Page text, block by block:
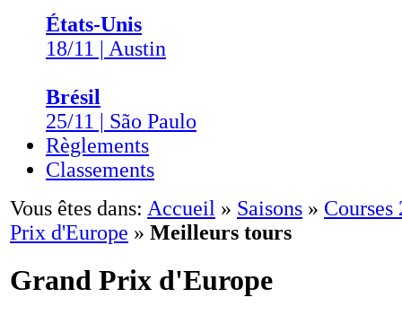
États-Unis
18/11 | Austin
Brésil
25/11 | São Paulo
Règlements
Classements
Vous êtes dans: Accueil » Saisons » Courses
Prix d'Europe » Meilleurs tours
Grand Prix d'Europe